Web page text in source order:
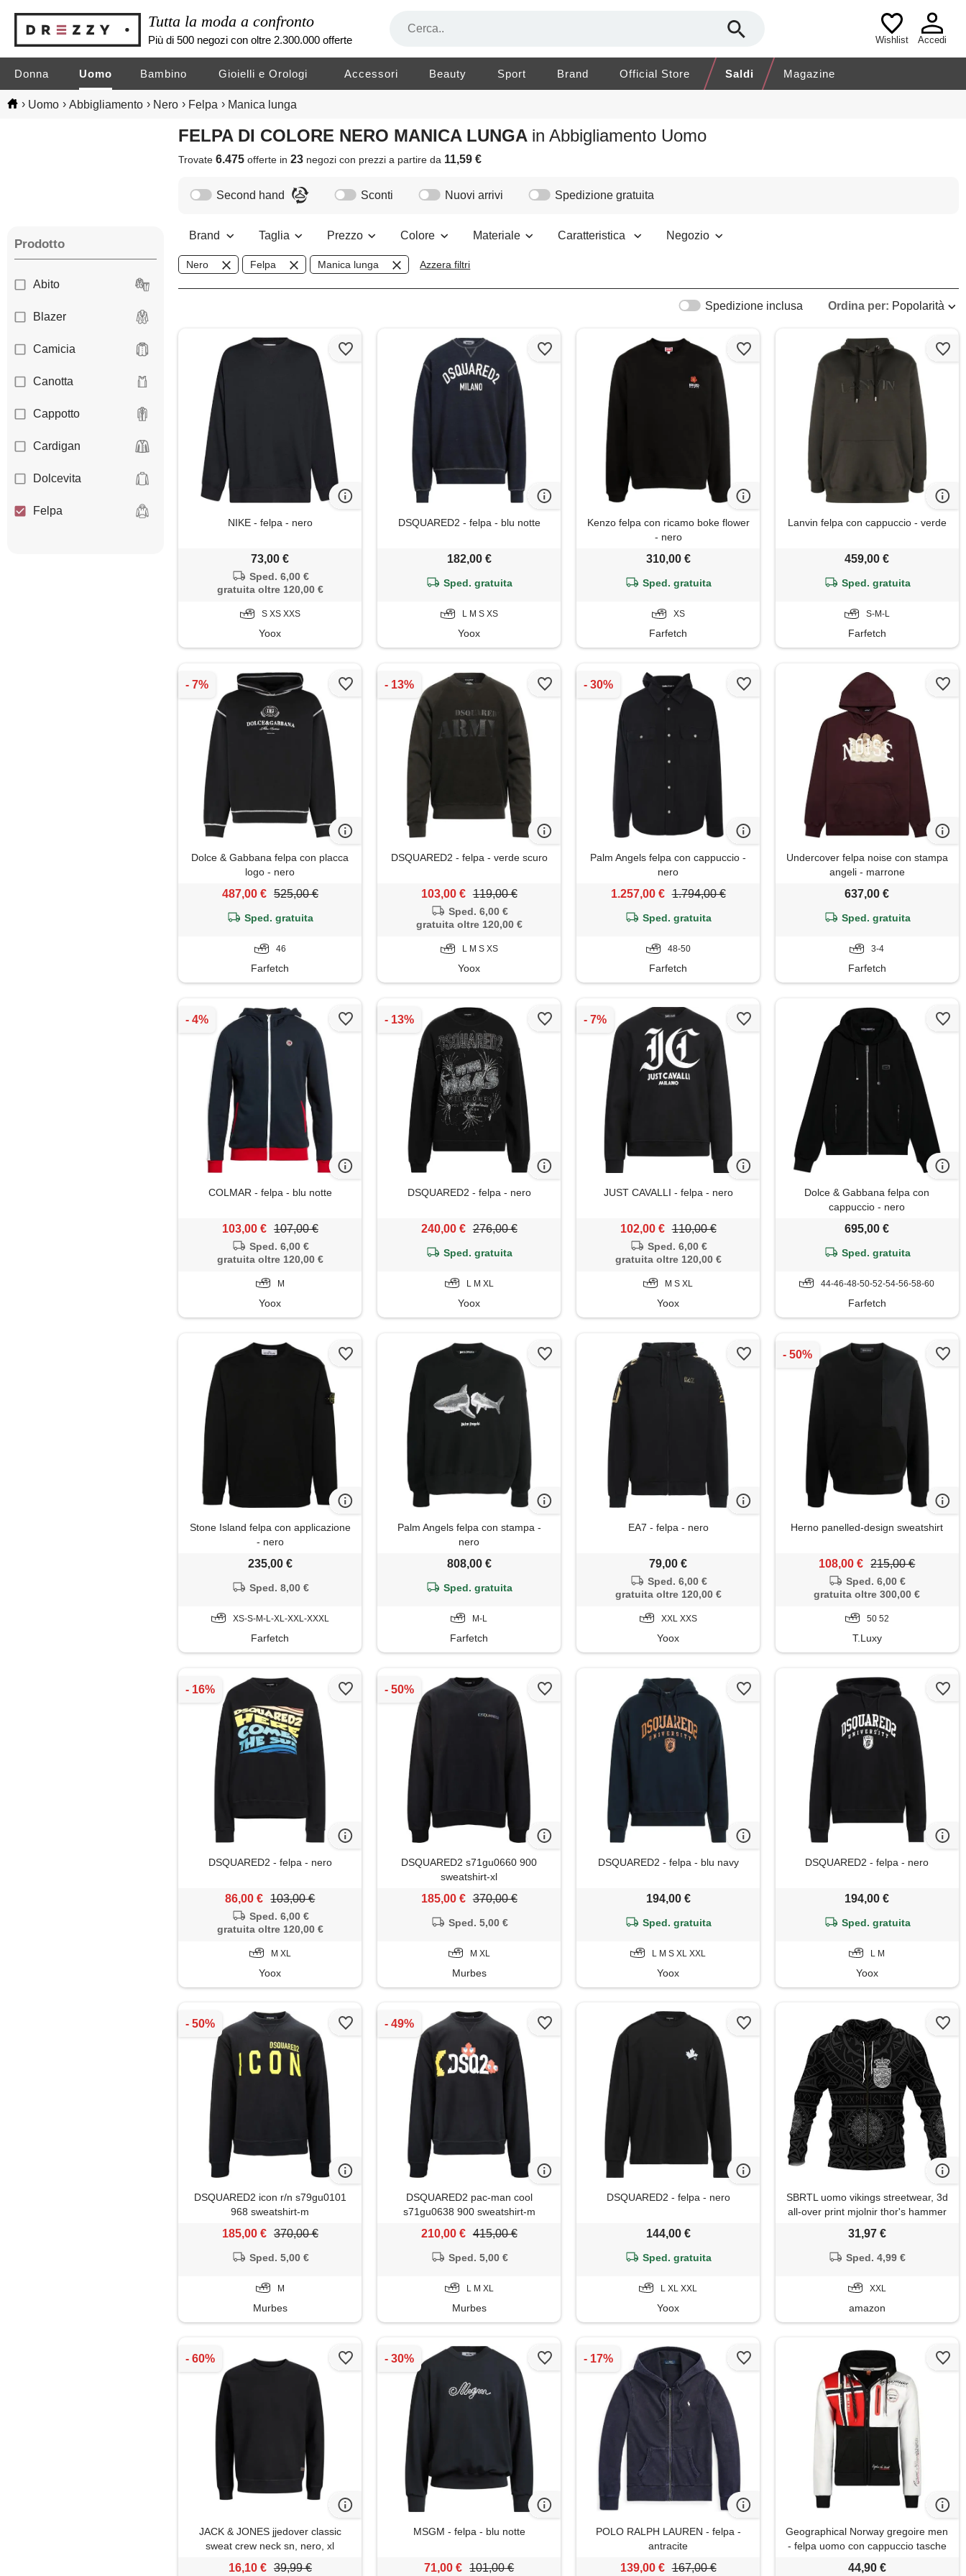
Tutta la moda a confronto
Più di 500 negozi con oltre 2.300.000 offerte Wishlist Accedi
Donna Uomo Bambino Gioielli e Orologi Accessori Beauty Sport Brand Official Store Saldi Magazine
› Uomo › Abbigliamento › Nero › Felpa › Manica lunga
FELPA DI COLORE NERO MANICA LUNGA in Abbigliamento Uomo
Trovate6.475 offerte in23 negozicon prezzi a partire da 11,59 €
Prodotto
Abito
Blazer
Camicia
Canotta
Cappotto
Cardigan
Dolcevita
Felpa
Second hand Sconti Nuovi arrivi Spedizione gratuita
Brand Taglia Prezzo Colore Materiale Caratteristica Negozio
Nero Felpa Manica lunga Azzera filtri
Ordina per: Popolarità
Spedizione inclusa
NIKE - felpa - nero
73,00 €
Sped. 6,00 €
gratuita oltre 120,00 €
S XS XXS
Yoox
DSQUARED2 - felpa - blu notte
182,00 €
Sped. gratuita
L M S XS
Yoox
Kenzo felpa con ricamo boke flower
- nero
310,00 €
Sped. gratuita
XS
Farfetch
Lanvin felpa con cappuccio - verde
459,00 €
Sped. gratuita
S-M-L
Farfetch
Dolce & Gabbana felpa con placca
logo - nero
487,00 € 525,00 €
Sped. gratuita
46
Farfetch
DSQUARED2 - felpa - verde scuro
103,00 € 119,00 €
Sped. 6,00 €
gratuita oltre 120,00 €
L M S XS
Yoox
Palm Angels felpa con cappuccio -
nero
1.257,00 € 1.794,00 €
Sped. gratuita
48-50
Farfetch
Undercover felpa noise con stampa
angeli - marrone
637,00 €
Sped. gratuita
3-4
Farfetch
COLMAR - felpa - blu notte
103,00 € 107,00 €
Sped. 6,00 €
gratuita oltre 120,00 €
M
Yoox
DSQUARED2 - felpa - nero
240,00 € 276,00 €
Sped. gratuita
L M XL
Yoox
JUST CAVALLI - felpa - nero
102,00 € 110,00 €
Sped. 6,00 €
gratuita oltre 120,00 €
M S XL
Yoox
Dolce & Gabbana felpa con
cappuccio - nero
695,00 €
Sped. gratuita
44-46-48-50-52-54-56-58-60
Farfetch
Stone Island felpa con applicazione
- nero
235,00 €
Sped. 8,00 €
XS-S-M-L-XL-XXL-XXXL
Farfetch
Palm Angels felpa con stampa -
nero
808,00 €
Sped. gratuita
M-L
Farfetch
EA7 - felpa - nero
79,00 €
Sped. 6,00 €
gratuita oltre 120,00 €
XXL XXS
Yoox
Herno panelled-design sweatshirt
108,00 € 215,00 €
Sped. 6,00 €
gratuita oltre 300,00 €
50 52
T.Luxy
DSQUARED2 - felpa - nero
86,00 € 103,00 €
Sped. 6,00 €
gratuita oltre 120,00 €
M XL
Yoox
DSQUARED2 s71gu0660 900
sweatshirt-xl
185,00 € 370,00 €
Sped. 5,00 €
M XL
Murbes
DSQUARED2 - felpa - blu navy
194,00 €
Sped. gratuita
L M S XL XXL
Yoox
DSQUARED2 - felpa - nero
194,00 €
Sped. gratuita
L M
Yoox
DSQUARED2 icon r/n s79gu0101
968 sweatshirt-m
185,00 € 370,00 €
Sped. 5,00 €
M
Murbes
DSQUARED2 pac-man cool
s71gu0638 900 sweatshirt-m
210,00 € 415,00 €
Sped. 5,00 €
L M XL
Murbes
DSQUARED2 - felpa - nero
144,00 €
Sped. gratuita
L XL XXL
Yoox
SBRTL uomo vikings streetwear, 3d
all-over print mjolnir thor's hammer
sweatshirt long sleeve case unisex
casual tops street sweater, zipper b,
31,97 €
Sped. 4,99 €
XXL
amazon
JACK & JONES jjedover classic
sweat crew neck sn, nero, xl
16,10 € 39,99 €
MSGM - felpa - blu notte
71,00 € 101,00 €
POLO RALPH LAUREN - felpa -
antracite
139,00 € 167,00 €
Geographical Norway gregoire men
- felpa uomo con cappuccio tasche
zip - felpe pullover hoody neve a
44,90 €